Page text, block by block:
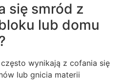
się smród z
lub domu
wynikają z cofania się
lub gnicia materii